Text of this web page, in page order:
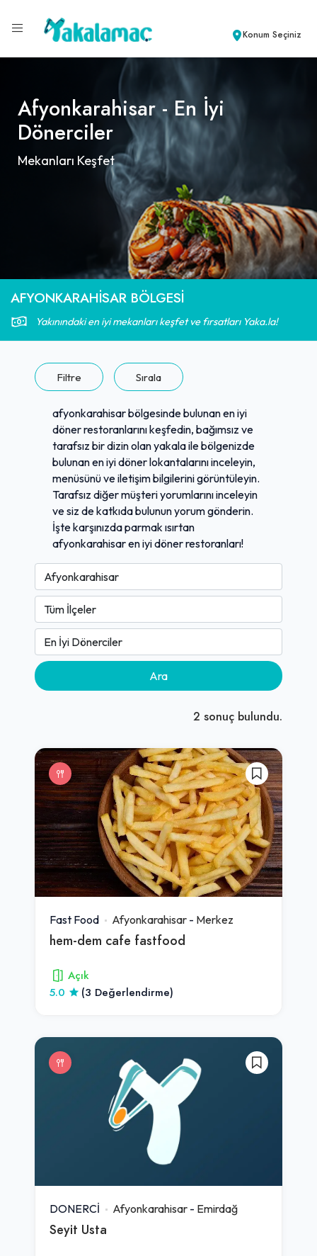
Konum Seçiniz
Afyonkarahisar - En İyi
Dönerciler
Mekanları Keşfet
AFYONKARAHISAR BÖLGESI
Yakınındaki en iyi mekanları keşfet ve fırsatları Yaka.la!
Filtre Sırala
afyonkarahisar bölgesinde bulunan en iyi
döner restoranlarını keşfedin, bağımsız ve
tarafsız bir dizin olan yakala ile bölgenizde
bulunan en iyi döner lokantalarını inceleyin,
menüsünü ve iletişim bilgilerini görüntüleyin.
Tarafsız diğer müşteri yorumlarını inceleyin
ve siz de katkıda bulunun yorum gönderin.
İşte karşınızda parmak ısırtan
afyonkarahisar en iyi döner restoranları!
Ara
2 sonuç bulundu.
Fast Food Afyonkarahisar - Merkez
hem-dem cafe fastfood
Açık
5.0
(3 Değerlendirme)
DONERCİ Afyonkarahisar - Emirdağ
Seyit Usta